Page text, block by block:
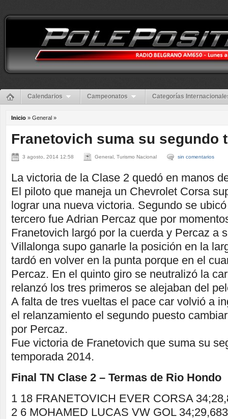
Calendarios Campeonatos Categorías
Inicio » General »
Franetovich suma su segundo
3 agosto, 2014 12:58 General, Turismo Nacional sin comentarios
La victoria de la Clase 2 quedó en manos
El piloto que maneja un Chevrolet Corsa
lograr una nueva victoria. Segundo se
tercero fue Adrian Percaz que por
Franetovich largó por la cuerda y Percaz a
Villalonga supo ganarle la posición en la
tardó en volver en la punta porque en el
Percaz. En el quinto giro se neutralizó la
relanzó los tres primeros se alejaban del
A falta de tres vueltas el pace car volvió a
el relanzamiento el segundo puesto
por Percaz.
Fue victoria de Franetovich que suma su
temporada 2014.
Final TN Clase 2 – Termas de Rio Hondo
1 18 FRANETOVICH EVER CORSA
2 6 MOHAMED LUCAS VW GOL